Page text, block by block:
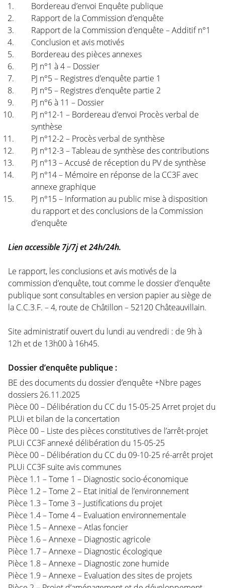
Bordereau d’envoi Enquête publique
Rapport de la Commission d’enquête
Rapport de la Commission d’enquête – Additif n°1
Conclusion et avis motivés
Bordereau des pièces annexes
PJ n°1 à 4 – Dossier
PJ n°5 – Registres d’enquête partie 1
PJ n°5 – Registres d’enquête partie 2
PJ n°6 à 11 – Dossier
PJ n°12-1 – Bordereau d’envoi Procès verbal de
synthèse
PJ n°12-2 – Procès verbal de synthèse
PJ n°12-3 – Tableau de synthèse des contributions
PJ n°13 – Accusé de réception du PV de synthèse
PJ n°14 – Mémoire en réponse de la CC3F avec
annexe graphique
PJ n°15 – Information au public mise à disposition
du rapport et des conclusions de la Commission
d’enquête
Lien accessible 7j/7j et 24h/24h.
Le rapport, les conclusions et avis motivés de la
commission d’enquête, tout comme le dossier d’enquête
publique sont consultables en version papier au siège de
la C.C.3.F. – 4, route de Châtillon – 52120 Châteauvillain.
Site administratif ouvert du lundi au vendredi : de 9h à
12h et de 13h00 à 16h45.
Dossier d’enquête publique :
BE des documents du dossier d’enquête +Nbre pages
dossiers 26.11.2025
Pièce 00 – Délibération du CC du 15-05-25 Arret projet du
PLUi et bilan de la concertation
Pièce 00 – Liste des pièces constitutives de l’arrêt-projet
PLUi CC3F annexé délibération du 15-05-25
Pièce 00 – Délibération du CC du 09-10-25 ré-arrêt projet
PLUi CC3F suite avis communes
Pièce 1.1 – Tome 1 – Diagnostic socio-économique
Pièce 1.2 – Tome 2 – Etat initial de l’environnement
Pièce 1.3 – Tome 3 – Justifications du projet
Pièce 1.4 – Tome 4 – Evaluation environnementale
Pièce 1.5 – Annexe – Atlas foncier
Pièce 1.6 – Annexe – Diagnostic agricole
Pièce 1.7 – Annexe – Diagnostic écologique
Pièce 1.8 – Annexe – Diagnostic zone humide
Pièce 1.9 – Annexe – Evaluation des sites de projets